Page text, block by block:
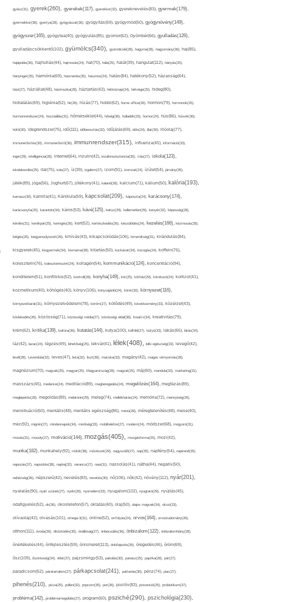
gyász(31), gyerek(260), gyerekek(117), gyerekkor(32), gyereknevelés(83), gyermek(179),
gyermekkor(36), gyertya(28), gyógyászat(36), gyógyítás(69), gyógymód(50), gyógynövény(149),
gyógyszer(165), gyógytea(40), gyógyulás(85), gyomor(62), Gyömbér(66), gyulladás(126),
gyulladáscsökkentő(102), gyümölcs(340), gyümölcslé(28), hagyma(28), hagyomány(36), haj(85),
hajápolás(36), hajhullás(44), hajmosás(24), hal(70), hála(25), halál(39), hangulat(112), hányás(25),
hányinger(25), harmónia(69), hasmenés(35), hasznos(24), hatás(84), hatékony(52), házasság(64),
házi(27), háziállat(48), házimunka(28), háztartás(43), hétköznap(24), hétvége(25), hideg(80),
hidratálás(69), higiénia(52), hit(26), hízás(77), hobbi(62), home office(26), hormon(79), hormonok(25),
hormonrendszer(24), hozzáállás(31), hőmérséklet(44), hőség(36), hulladék(33), humor(24), hús(86), húsvét(36),
hűtő(30), idegrendszer(75), idő(111), időbeosztás(32), időjárás(69), idős(24), illat(30), illóolaj(77),
immunerősítés(30), immunerősítő(36), immunrendszer(315), influenza(45), információ(33),
inger(29), intelligencia(28), internet(64), inzulin(42), inzulinrezisztencia(35), írás(27), iskola(123),
iskolakezdés(25), ital(75), ivás(27), íz(39), izgalom(27), izom(91), izomzat(24), ízület(54), járvány(35),
játék(89), jóga(56), Joghurt(67), jótékony(41), kaland(28), kalcium(71), kálium(50), kalória(193),
kamasz(30), kamilla(41), Kánikula(59), kapcsolat(209), káposzta(24), karácsony(174),
karácsonyfa(25), karantén(34), káros(53), kávé(125), keksz(29), kellemetlen(29), kenyér(32), képesség(28),
kérdés(31), kerékpár(25), keringés(26), kert(52), kertészkedés(26), készülődés(24), kezelés(166), kézmosás(28),
kiégés(25), kiegyensúlyozott(26), kihívás(43), kikapcsolódás(106), kimerültség(31), kirándulás(84),
kisgyerek(45), kisgyermek(34), kismama(38), kitartás(50), kockázat(34), kocogás(24), koffein(76),
koleszterin(76), koleszterinszint(24), kollagén(54), kommunikáció(124), koncentráció(94),
konditerem(51), konfliktus(52), kontroll(28), konyha(149), kór(25), kórház(29), kórokozó(24), kortizol(41),
kozmetikum(40), köhögés(40), könyv(106), könyvajánló(24), köret(30), környezet(116),
környezetbarát(31), környezetvédelem(78), köröm(27), kötődés(49), következmény(33), közérzet(43),
közlekedés(26), közösség(71), közösségi média(27), közösségi oldal(38), kreatív(34), kreativitás(79),
krém(62), kritika(139), kultúra(36), kutatás(144), kutya(100), külföld(27), kütyü(33), lakás(65), látás(34),
láz(42), lazac(24), légzés(49), lehetőség(25), lekvár(41), lélek(408), lelki egészség(33), levegő(42),
levél(28), Levendula(32), leves(47), lista(32), liszt(36), macska(33), magány(42), magas vérnyomás(28),
magnézium(70), magvak(25), magyar(25), Magyarország(28), magzat(25), máj(60), mandula(33), marketing(31),
masszázs(45), medence(24), meditáció(89), megbetegedés(24), megelőzés(164), megfázás(89),
meglepetés(28), megoldás(89), melatonin(29), meleg(74), mellékhatás(24), memória(72), mennyiség(26),
menstruáció(50), mentális(48), mentális egészség(86), menü(28), méregtelenítés(48), mese(40),
méz(92), migrén(27), mindennapok(34), minőség(33), mobiltelefon(27), modern(24), módszer(68), mogyoró(31),
mosás(31), mosoly(27), motiváció(144), mozgás(405), mozgásforma(25), mozi(42),
munka(182), munkahely(92), műtét(38), művészet(29), nagyszülő(27), nap(35), napfény(54), napirend(35),
napozás(37), napsütés(38), naptej(32), narancs(27), nasi(31), nassolás(41), nátha(44), negatív(50),
nehézség(36), népszerű(42), nevelés(83), nevetés(30), nő(106), nők(42), növény(112), nyár(201),
nyaralás(90), nyári szünet(27), nyelv(26), nyomelem(33), nyugalom(102), nyugtató(29), nyújtás(45),
odafigyelés(52), ok(36), okostelefon(57), oktatás(40), olaj(50), olajos magvak(34), olcsó(33),
olívaolaj(42), olvasás(101), omega-3(31), online(52), orrfolyás(24), orvos(164), orvostudomány(26),
otthon(111), óvoda(26), öltözködés(35), önállóság(27), önbecsülés(36), önbizalom(122), önbizalomhiány(28),
önértékelés(44), önfejlesztés(59), önismeret(113), önkifejezés(26), öregedés(46), öröm(69),
ősz(109), őszinteség(34), ötlet(37), pajzsmirigy(53), pakolás(30), panasz(25), paprika(28), pár(27),
paradicsom(52), páratartalom(27), párkapcsolat(241), pattanás(30), pénz(74), piac(27),
pihenés(210), pizza(25), pollen(32), popcorn(35), por(26), pozitív(83), prevenció(25), probiotikum(37),
probléma(142), problémamegoldás(27), program(60), psziché(290), pszichológia(230),